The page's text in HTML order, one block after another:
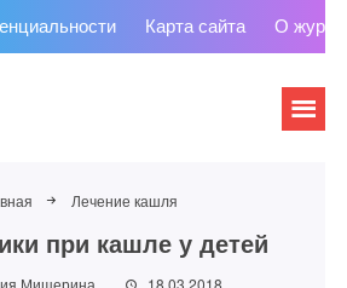
Карта сайта О
Лечение кашля
при кашле у детей
Мищерина 18.03.2018